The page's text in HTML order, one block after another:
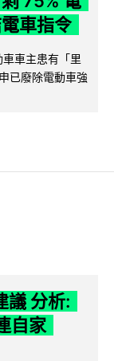
車指令
車主患有「里
已廢除電動車強
議 分析:
自家